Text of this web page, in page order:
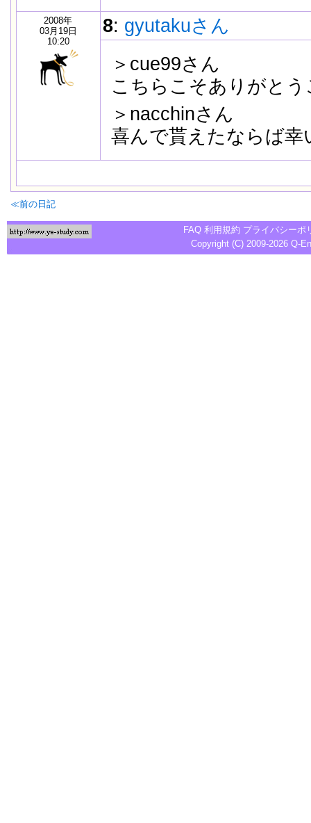
2008年
03月19日
10:20
8: gyutakuさん
＞cue99さん
こちらこそありがと
＞nacchinさん
喜んで貰えたならば幸
≪前の日記
FAQ 利用規約 プライバシーポ
Copyright (C) 2009-2026 Q-